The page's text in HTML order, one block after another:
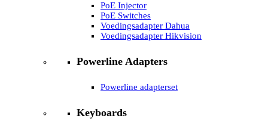
PoE Injector
PoE Switches
Voedingsadapter Dahua
Voedingsadapter Hikvision
Powerline Adapters
Powerline adapterset
Keyboards